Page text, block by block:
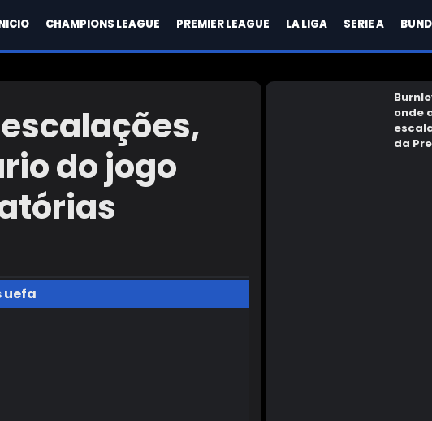
CHAMPIONS LEAGUE PREMIER LEAGUE LA LIGA SERIE A
do jogo
uefa
onde
da